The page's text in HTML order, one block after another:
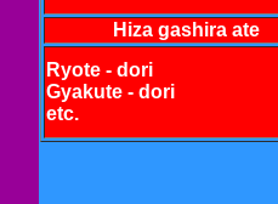
Hiza gashira ate
Ryote - dori
Gyakute - dori
etc.